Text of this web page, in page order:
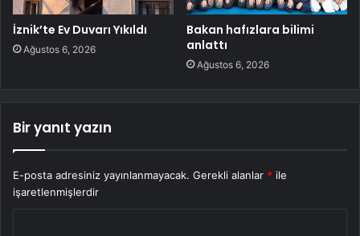
İznik’te Ev Duvarı Yıkıldı
Ağustos 6, 2026
Bakan hafızlara bilimi
anlattı
Ağustos 6, 2026
Bir yanıt yazın
E-posta adresiniz yayınlanmayacak. Gerekli alanlar * ile
işaretlenmişlerdir